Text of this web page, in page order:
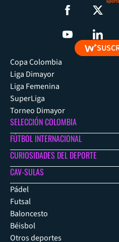
Copa Colombia
Liga Dimayor
Liga Femenina
SuperLiga
Torneo Dimayor
SELECCIÓN COLOMBIA
FÚTBOL INTERNACIONAL
CURIOSIDADES DEL DEPORTE
CAV-SULAS
Pádel
Futsal
Baloncesto
Béisbol
Otros deportes